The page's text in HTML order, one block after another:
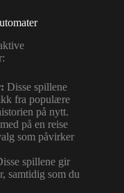
Disse spillene
fra populære
på nytt.
på en reise
som påvirker
spillene gir
samtidig som du